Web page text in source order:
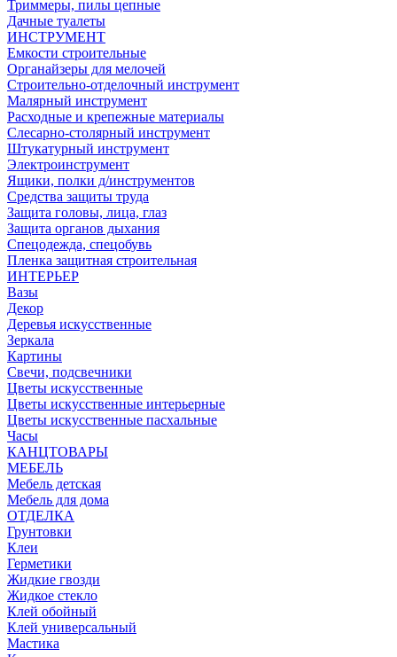
Триммеры, пилы цепные
Дачные туалеты
ИНСТРУМЕНТ
Емкости строительные
Органайзеры для мелочей
Строительно-отделочный инструмент
Малярный инструмент
Расходные и крепежные материалы
Слесарно-столярный инструмент
Штукатурный инструмент
Электроинструмент
Ящики, полки д/инструментов
Средства защиты труда
Защита головы, лица, глаз
Защита органов дыхания
Спецодежда, спецобувь
Пленка защитная строительная
ИНТЕРЬЕР
Вазы
Декор
Деревья искусственные
Зеркала
Картины
Свечи, подсвечники
Цветы искусственные
Цветы искусственные интерьерные
Цветы искусственные пасхальные
Часы
КАНЦТОВАРЫ
МЕБЕЛЬ
Мебель детская
Мебель для дома
ОТДЕЛКА
Грунтовки
Клеи
Герметики
Жидкие гвозди
Жидкое стекло
Клей обойный
Клей универсальный
Мастика